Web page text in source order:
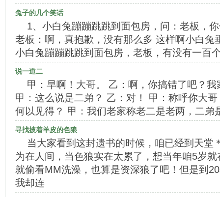
兔子的几个笑话
1、小白兔蹦蹦跳跳到面包房，问：老板，
老板：啊，真抱歉，没有那么多 这样啊小白兔
小白兔蹦蹦跳跳到面包房，老板，有没有一百
说一道二
甲：早啊！大哥。 乙：啊，你搞错了吧？
甲：这么说是二弟？ 乙：对！ 甲：称呼你大
何以见得？ 甲：我们老家称老二是老两，二弟
寻找披着羊皮的色狼
当大家看到这封遗书的时候，咱已经到天堂
为在人间，当色狼实在太累了，想当年咱5岁
就偷看MM洗澡，也算是资深狼了吧！但是到
我却连